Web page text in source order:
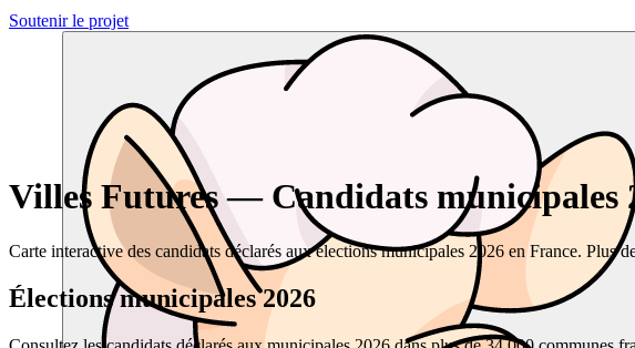
Soutenir le projet
Villes Futures — Candidats municipales
Carte interactive des candidats déclarés aux élections municipales 2026 en France. Plus
Élections municipales 2026